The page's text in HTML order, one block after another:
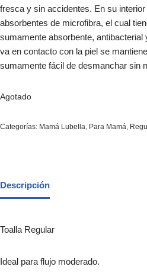
fresca y sin accidentes. En su
absorbentes de microfibra, el cual
sumamente absorbente, antibacterial
va en contacto con la piel se
sumamente fácil de desmanchar sin
Agotado
Categorías: Mamá Lubella Para Mamá
Descripción
Toalla Regular
Ideal para flujo moderado.